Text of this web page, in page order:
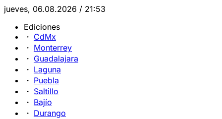
jueves, 06.08.2026 / 21:53
Ediciones
CdMx
Monterrey
Guadalajara
Laguna
Puebla
Saltillo
Bajío
Durango